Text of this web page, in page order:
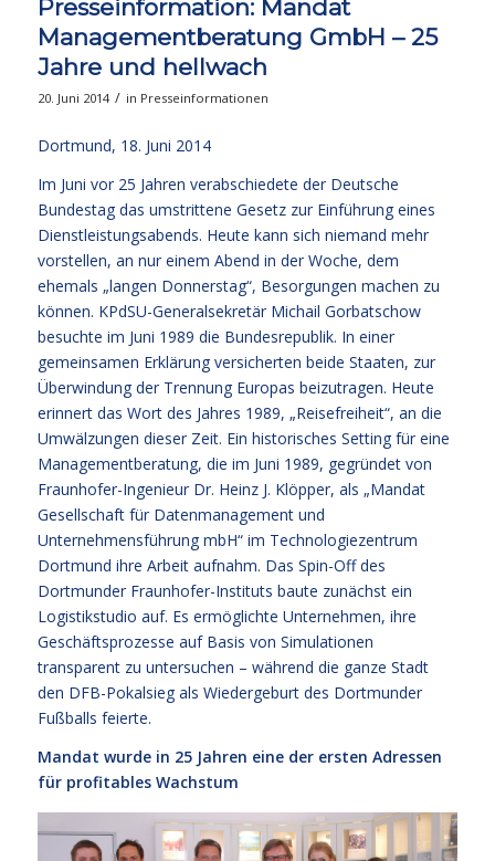
Presseinformation: Mandat
Managementberatung GmbH – 25
Jahre und hellwach
20. Juni 2014 / in Presseinformationen
Dortmund, 18. Juni 2014
Im Juni vor 25 Jahren verabschiedete der Deutsche
Bundestag das umstrittene Gesetz zur Einführung eines
Dienstleistungsabends. Heute kann sich niemand mehr
vorstellen, an nur einem Abend in der Woche, dem
ehemals „langen Donnerstag“, Besorgungen machen zu
können. KPdSU-Generalsekretär Michail Gorbatschow
besuchte im Juni 1989 die Bundesrepublik. In einer
gemeinsamen Erklärung versicherten beide Staaten, zur
Überwindung der Trennung Europas beizutragen. Heute
erinnert das Wort des Jahres 1989, „Reisefreiheit“, an die
Umwälzungen dieser Zeit. Ein historisches Setting für eine
Managementberatung, die im Juni 1989, gegründet von
Fraunhofer-Ingenieur Dr. Heinz J. Klöpper, als „Mandat
Gesellschaft für Datenmanagement und
Unternehmensführung mbH“ im Technologiezentrum
Dortmund ihre Arbeit aufnahm. Das Spin-Off des
Dortmunder Fraunhofer-Instituts baute zunächst ein
Logistikstudio auf. Es ermöglichte Unternehmen, ihre
Geschäftsprozesse auf Basis von Simulationen
transparent zu untersuchen – während die ganze Stadt
den DFB-Pokalsieg als Wiedergeburt des Dortmunder
Fußballs feierte.
Mandat wurde in 25 Jahren eine der ersten Adressen
für profitables Wachstum